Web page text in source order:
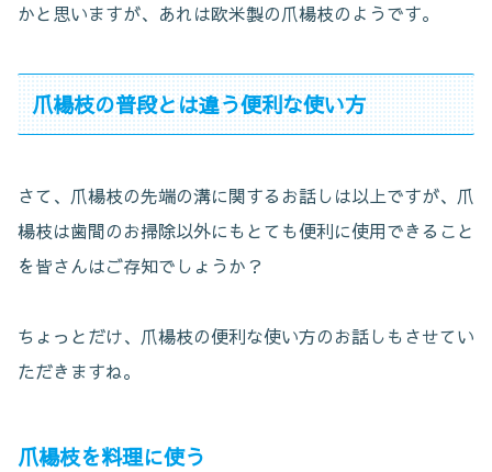
かと思いますが、あれは欧米製の爪楊枝のようです。
爪楊枝の普段とは違う便利な使い方
さて、爪楊枝の先端の溝に関するお話しは以上ですが、爪
楊枝は歯間のお掃除以外にもとても便利に使用できること
を皆さんはご存知でしょうか？
ちょっとだけ、爪楊枝の便利な使い方のお話しもさせてい
ただきますね。
爪楊枝を料理に使う